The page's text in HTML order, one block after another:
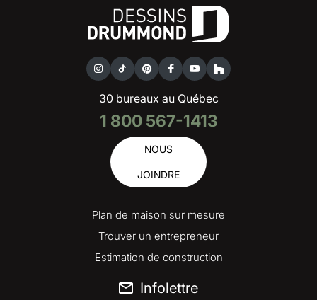
30 bureaux au Québec
1 800 567-1413
NOUS
JOINDRE
Plan de maison sur mesure
Trouver un entrepreneur
Estimation de construction
Infolettre